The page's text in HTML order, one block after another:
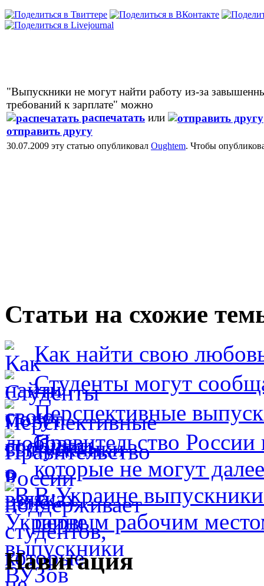
"Выпускники не могут найти работу из-за
требований к зарплате" можно
распечатать или
отправить другу
30.07.2009 эту статью опубликовал Oughtem. Чтобы
Статьи на схожие
Как найти свою
Студенты могут
Перспективные
Правительство России
которые не могут
В Украине
первым рабочим
Навигация